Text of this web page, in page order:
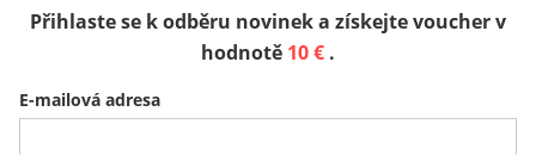
Slovenija
Belgique (Français) Danmark Norge
Přihlaste se k odběru novinek a získejte voucher v
hodnotě 10 € .
E-mailová adresa